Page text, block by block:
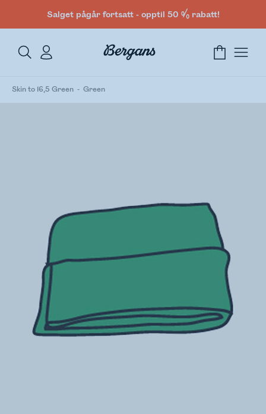
Salget pågår fortsatt - opptil 50 % rabatt!
Skin to 16,5 Green Green